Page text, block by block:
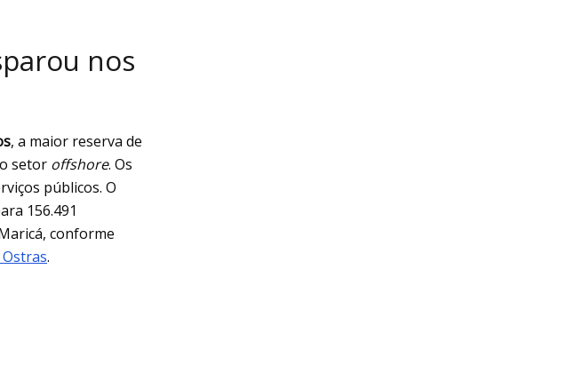
nos
, a maior reserva de
setor offshore. Os
públicos. O
156.491
conforme
.